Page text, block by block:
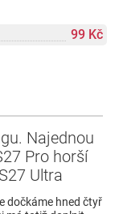
99 Kč
Najednou
Pro horší
Ultra
dočkáme hned čtyř